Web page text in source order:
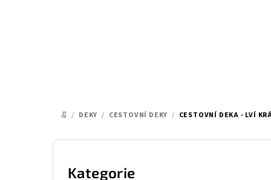
DOMŮ
/ DEKY / CESTOVNÍ DEKY / CESTOVNÍ DEKA - LVÍ
Přeskočit
Kategorie